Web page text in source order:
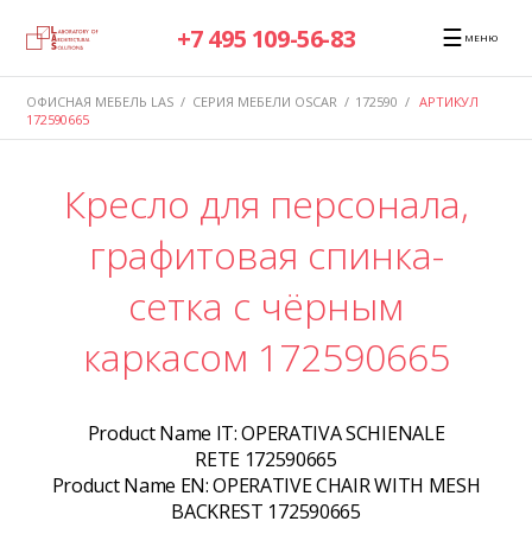
+7 495 109-56-83 ☰ МЕНЮ
ОФИСНАЯ МЕБЕЛЬ LAS / СЕРИЯ МЕБЕЛИ OSCAR / 172590 / АРТИКУЛ
172590665
Кресло для персонала,
графитовая спинка-
сетка с чёрным
каркасом 172590665
Product Name IT:OPERATIVA SCHIENALE
RETE 172590665
Product Name EN:OPERATIVE CHAIR WITH MESH
BACKREST 172590665